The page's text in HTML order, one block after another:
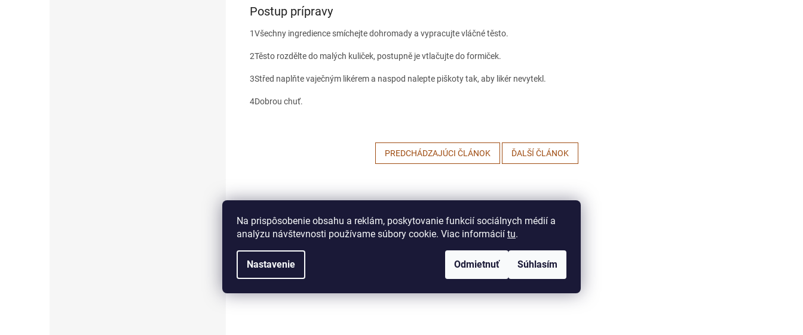
Na prispôsobenie obsahu a reklám, poskytovanie funkcií sociálnych médií a
analýzu návštevnosti používame súbory cookie. Viac informácií tu.
Nastavenie Odmietnuť Súhlasím
Postup prípravy
1Všechny ingredience smíchejte dohromady a vypracujte vláčné těsto.
2Těsto rozdělte do malých kuliček, postupně je vtlačujte do formiček.
3Střed naplňte vaječným likérem a naspod nalepte piškoty tak, aby likér nevytekl.
4Dobrou chuť.
PREDCHÁDZAJÚCI ČLÁNOK ĎALŠÍ ČLÁNOK